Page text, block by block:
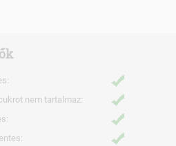
nem tartalmaz: